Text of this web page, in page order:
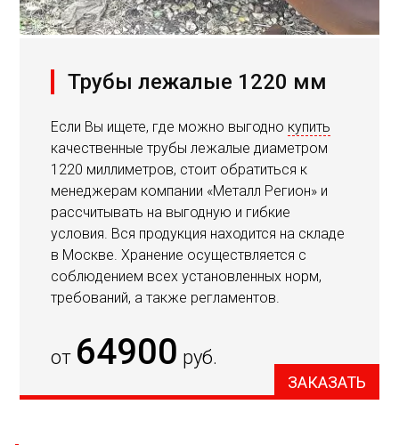
Трубы лежалые 1220 мм
Если Вы ищете, где можно выгодно купить
качественные трубы лежалые диаметром
1220 миллиметров, стоит обратиться к
менеджерам компании «Металл Регион» и
рассчитывать на выгодную и гибкие
условия. Вся продукция находится на складе
в Москве. Хранение осуществляется с
соблюдением всех установленных норм,
требований, а также регламентов.
от 64900 руб.
ЗАКАЗАТЬ